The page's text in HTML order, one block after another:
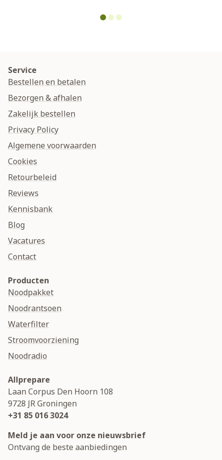
Service
Bestellen en betalen
Bezorgen & afhalen
Zakelijk bestellen
Privacy Policy
Algemene voorwaarden
Cookies
Retourbeleid
Reviews
Kennisbank
Blog
Vacatures
Contact
Producten
Noodpakket
Noodrantsoen
Waterfilter
Stroomvoorziening
Noodradio
Allprepare
Laan Corpus Den Hoorn 108
9728 JRGroningen
+31 85 016 3024
Meld je aan voor onze nieuwsbrief
Ontvang de beste aanbiedingen